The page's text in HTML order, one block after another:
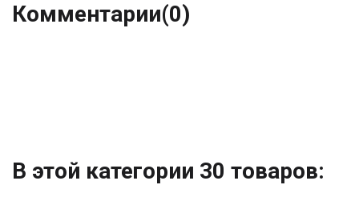
Комментарии(0)
В этой категории 30 товаров: